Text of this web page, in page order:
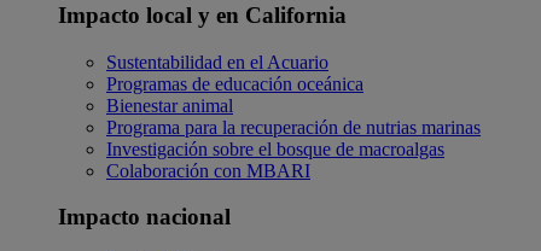
Impacto local y en California
Sustentabilidad en el Acuario
Programas de educación oceánica
Bienestar animal
Programa para la recuperación de nutrias marinas
Investigación sobre el bosque de macroalgas
Colaboración con MBARI
Impacto nacional